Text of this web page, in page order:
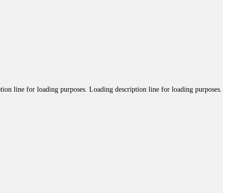
line for loading purposes. Loading description line for loading purposes.